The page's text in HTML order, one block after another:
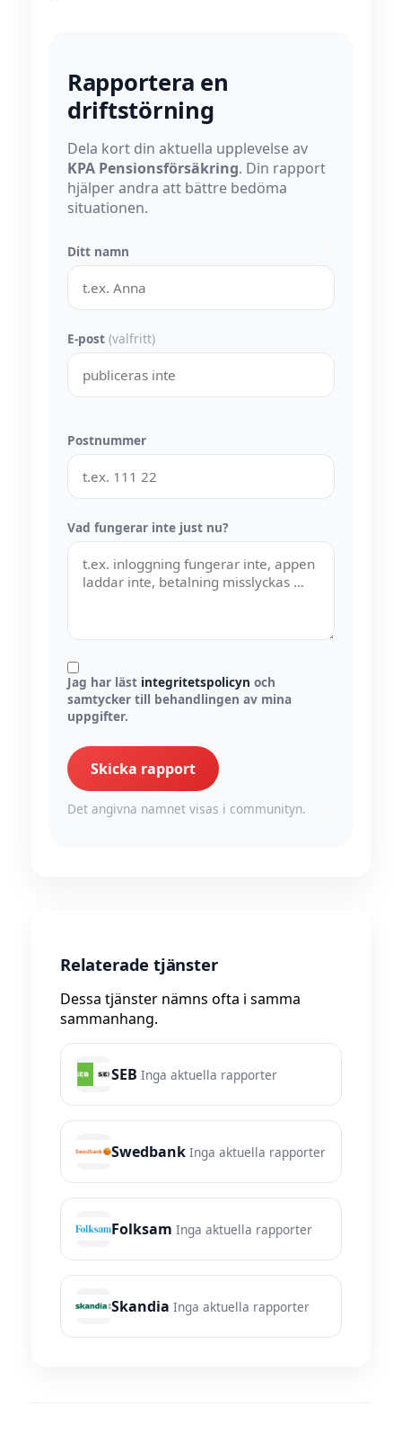
Rapportera en
driftstörning
Dela kort din aktuella upplevelse av
KPA Pensionsförsäkring. Din rapport
hjälper andra att bättre bedöma
situationen.
Ditt namn
E-post (valfritt)
Postnummer
Vad fungerar inte just nu?
Jag har läst integritetspolicyn och
samtycker till behandlingen av mina
uppgifter.
Skicka rapport
Det angivna namnet visas i communityn.
Relaterade tjänster
Dessa tjänster nämns ofta i samma
sammanhang.
SEB Inga aktuella rapporter
Swedbank Inga aktuella rapporter
Folksam Inga aktuella rapporter
Skandia Inga aktuella rapporter